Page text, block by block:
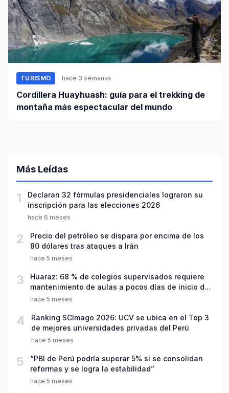
TURISMO hace 3 semanas
Cordillera Huayhuash: guía para el trekking de
montaña más espectacular del mundo
Más Leídas
1
Declaran 32 fórmulas presidenciales lograron su
inscripción para las elecciones 2026
hace 6 meses
2
Precio del petróleo se dispara por encima de los
80 dólares tras ataques a Irán
hace 5 meses
3
Huaraz: 68 % de colegios supervisados requiere
mantenimiento de aulas a pocos días de inicio del
año escolar 2026
hace 5 meses
4
Ranking SCImago 2026: UCV se ubica en el Top 3
de mejores universidades privadas del Perú
hace 5 meses
5
“PBI de Perú podría superar 5% si se consolidan
reformas y se logra la estabilidad”
hace 5 meses